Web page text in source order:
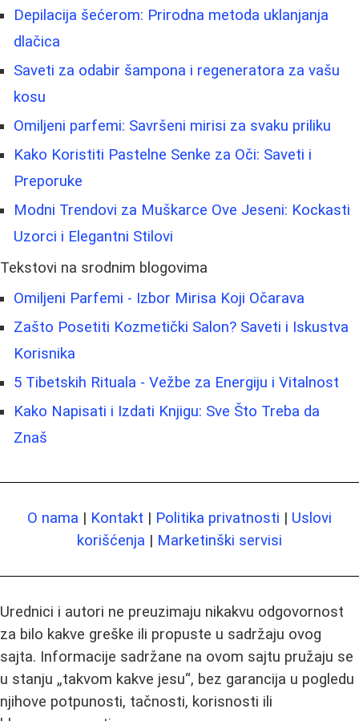
Depilacija šećerom: Prirodna metoda uklanjanja
dlačica
Saveti za odabir šampona i regeneratora za vašu
kosu
Omiljeni parfemi: Savršeni mirisi za svaku priliku
Kako Koristiti Pastelne Senke za Oči: Saveti i
Preporuke
Modni Trendovi za Muškarce Ove Jeseni: Kockasti
Uzorci i Elegantni Stilovi
Tekstovi na srodnim blogovima
Omiljeni Parfemi - Izbor Mirisa Koji Očarava
Zašto Posetiti Kozmetički Salon? Saveti i Iskustva
Korisnika
5 Tibetskih Rituala - Vežbe za Energiju i Vitalnost
Kako Napisati i Izdati Knjigu: Sve Što Treba da
Znaš
O nama | Kontakt | Politika privatnosti | Uslovi
korišćenja | Marketinški servisi
Urednici i autori ne preuzimaju nikakvu odgovornost
za bilo kakve greške ili propuste u sadržaju ovog
sajta. Informacije sadržane na ovom sajtu pružaju se
u stanju „takvom kakve jesu“, bez garancija u pogledu
njihove potpunosti, tačnosti, korisnosti ili